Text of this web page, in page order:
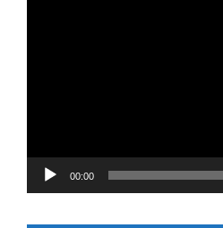
00:00